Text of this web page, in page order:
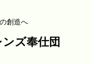
創造へ
ンズ奉仕団